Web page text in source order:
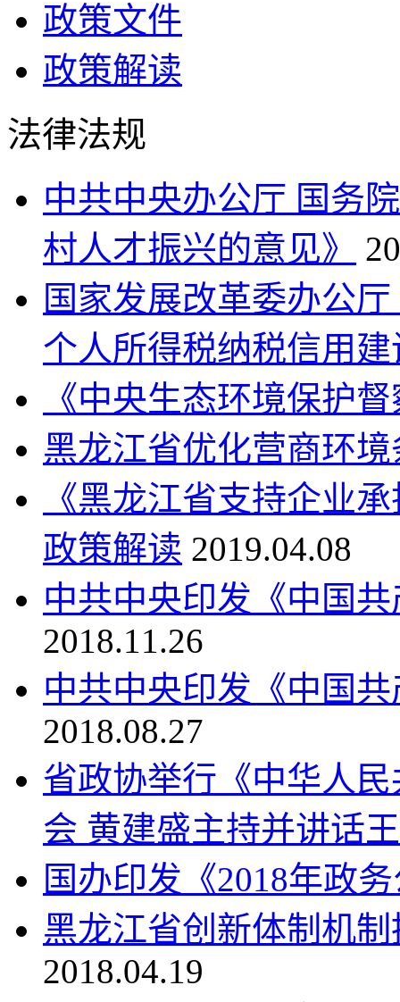
政策文件
政策解读
法律法规
中共中央办公厅 国务
村人才振兴的意见》
国家发展改革委办公
个人所得税纳税信用建
《中央生态环境保护
黑龙江省优化营商环境
《黑龙江省支持企业
政策解读 2019.04.08
中共中央印发《中国
2018.11.26
中共中央印发《中国
2018.08.27
省政协举行《中华人
会 黄建盛主持并讲话
国办印发《2018年政
黑龙江省创新体制机
2018.04.19